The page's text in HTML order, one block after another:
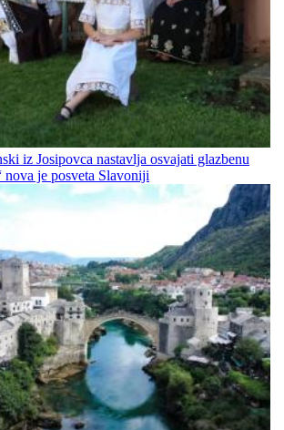
iz Josipovca nastavlja osvajati glazbenu
nova je posveta Slavoniji